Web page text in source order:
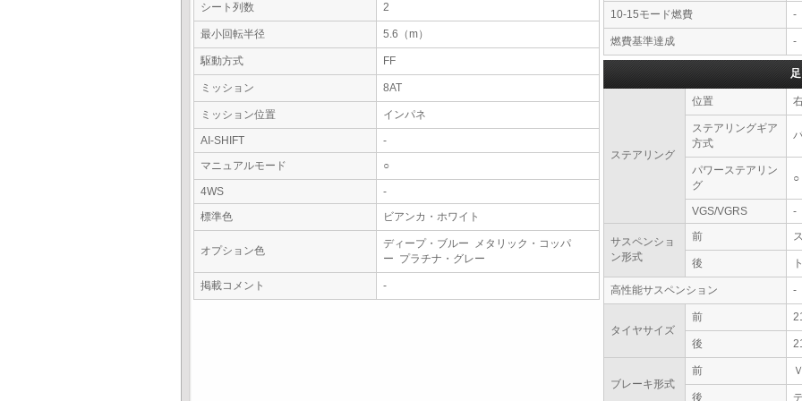
シート列数 2
最小回転半径 5.6（m）
駆動方式 FF
ミッション 8AT
ミッション位置 インパネ
AI-SHIFT
-
マニュアルモード
○
4WS
-
標準色
ビアンカ・ホワイト
オプション色
ディープ・ブルー メタリック・コッパ
ー プラチナ・グレー
掲載コメント -
10-15モード燃費 -
燃費基準達成 -
ステアリング
位置
ステアリングギア
方式
パワーステアリン
グ
○
VGS/VGRS -
サスペンショ
ン形式
前
後
高性能サスペンション -
タイヤサイズ
前
後
ブレーキ形式
前
後